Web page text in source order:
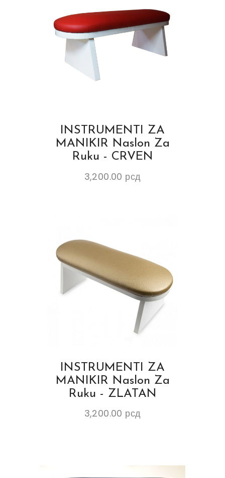
INSTRUMENTI ZA
MANIKIR Naslon Za
Ruku - CRVEN
3,200.00 рсд
INSTRUMENTI ZA
MANIKIR Naslon Za
Ruku - ZLATAN
3,200.00 рсд